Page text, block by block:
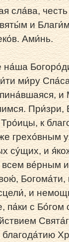
сла́ва,
и
Ами́нь.
ми́ру
При́зри,
к
грехо́вным
су́щих, и
ве́рным
Богома́ти,
и
па́ки с Бо́гом